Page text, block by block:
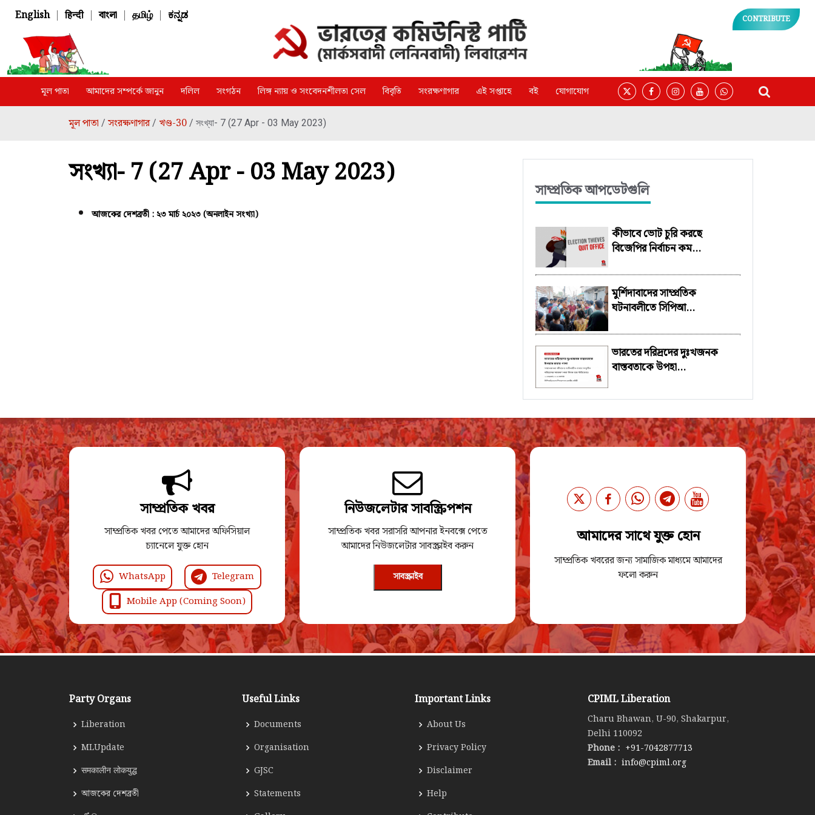
English | हिन्दी | বাংলা | தமிழ் | ಕನ್ನಡ CONTRIBUTE
মূল পাতা আমাদের সম্পর্কে জানুন দলিল সংগঠন লিঙ্গ ন্যায় ও সংবেদনশীলতা সেল বিবৃতি সংরক্ষণাগার এই সপ্তাহে বই যোগাযোগ
মূল পাতা / সংরক্ষণাগার/ খণ্ড-30 / সংখ্যা- 7 (27 Apr - 03 May 2023)
সংখ্যা- 7 (27 Apr - 03 May 2023)
আজকের দেশব্রতী : ২৩ মার্চ ২০২৩ (অনলাইন সংখ্যা)
সাম্প্রতিক আপডেটগুলি
কীভাবে ভোট চুরি করছে
বিজেপির নির্বাচন কম...
মুর্শিদাবাদের সাম্প্রতিক
ঘটনাবলীতে সিপিআ...
ভারতের দরিদ্রদের দুঃখজনক
বাস্তবতাকে উপহা...
সাম্প্রতিক খবর
সাম্প্রতিক খবর পেতে আমাদের অফিসিয়াল
চ্যানেলে যুক্ত হোন
WhatsApp
Telegram
Mobile App (Coming Soon)
নিউজলেটার সাবস্ক্রিপশন
সাম্প্রতিক খবর সরাসরি আপনার ইনবক্সে পেতে
আমাদের নিউজলেটার সাবস্ক্রাইব করুন
সাবস্ক্রাইব
আমাদের সাথে যুক্ত হোন
সাম্প্রতিক খবরের জন্য সামাজিক মাধ্যমে আমাদের
ফলো করুন
Party Organs
Liberation
MLUpdate
समकालीन लोकयुद्ध
আজকের দেশব্রতী
Useful Links
Documents
Organisation
GJSC
Statements
Important Links
About Us
Privacy Policy
Disclaimer
Help
CPIML Liberation
Charu Bhawan, U-90, Shakarpur,
Delhi 110092
Phone : +91-7042877713
Email : info@cpiml.org